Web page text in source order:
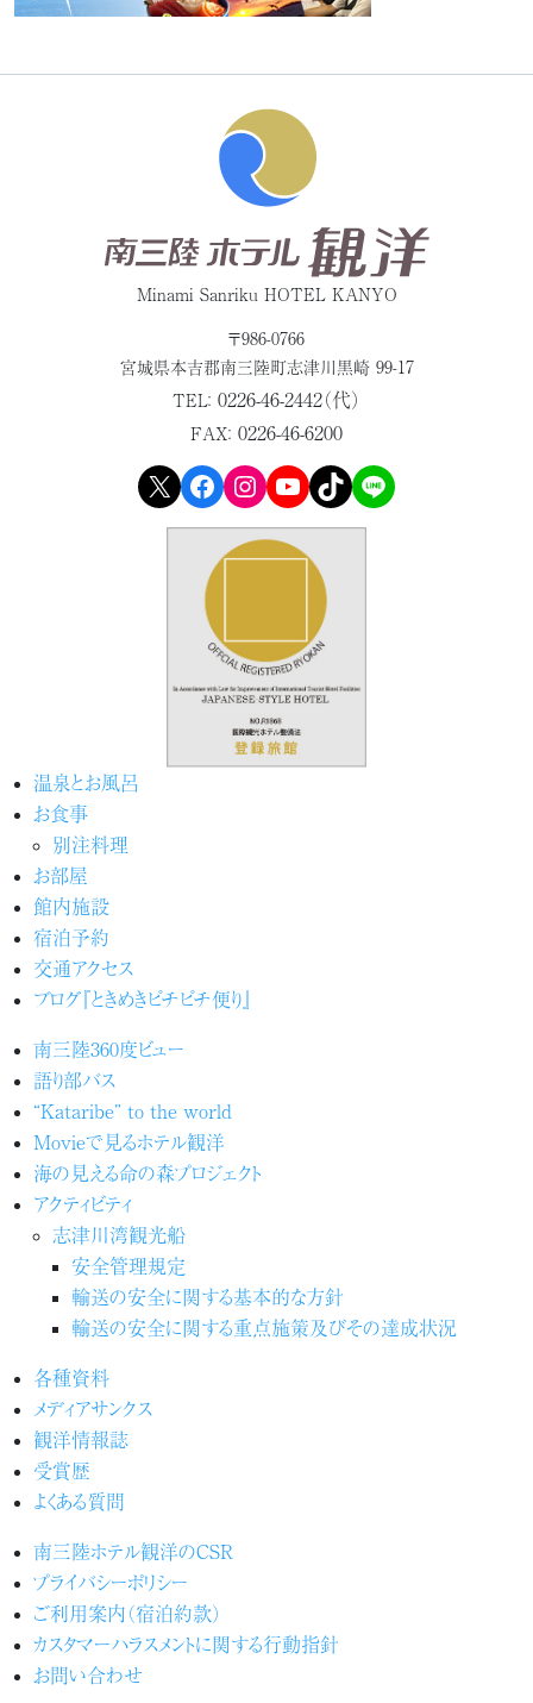
Minami Sanriku HOTEL KANYO
〒986-0766
宮城県本吉郡南三陸町志津川黒崎 99-17
TEL： 0226-46-2442（代）
FAX： 0226-46-6200
X Facebook Instagram YouTube TikTok LINE
温泉とお風呂
お食事
別注料理
お部屋
館内施設
宿泊予約
交通アクセス
ブログ『ときめきピチピチ便り』
南三陸360度ビュー
語り部バス
“Kataribe” to the world
Movieで見るホテル観洋
海の見える命の森プロジェクト
アクティビティ
志津川湾観光船
安全管理規定
輸送の安全に関する基本的な方針
輸送の安全に関する重点施策及びその達成状況
各種資料
メディアサンクス
観洋情報誌
受賞歴
よくある質問
南三陸ホテル観洋のCSR
プライバシーポリシー
ご利用案内（宿泊約款）
カスタマーハラスメントに関する行動指針
お問い合わせ